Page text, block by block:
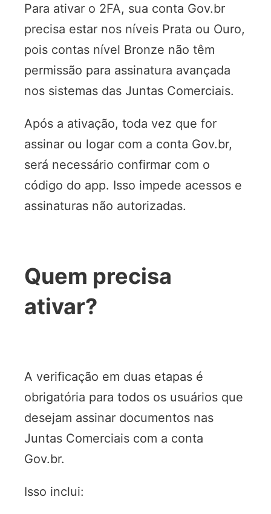
Para ativar o 2FA, sua conta Gov.br
precisa estar nos níveis Prata ou Ouro,
pois contas nível Bronze não têm
permissão para assinatura avançada
nos sistemas das Juntas Comerciais.
Após a ativação, toda vez que for
assinar ou logar com a conta Gov.br,
será necessário confirmar com o
código do app. Isso impede acessos e
assinaturas não autorizadas.
Quem precisa
ativar?
A verificação em duas etapas é
obrigatória para todos os usuários que
desejam assinar documentos nas
Juntas Comerciais com a conta
Gov.br.
Isso inclui: